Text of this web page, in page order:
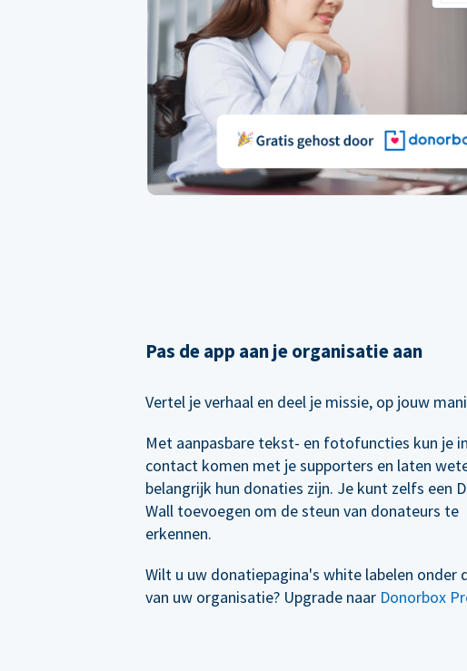
Pas de app aan je organisatie aan
Vertel je verhaal en deel je missie, op jouw
Met aanpasbare tekst- en fotofuncties kun je in
contact komen met je supporters en laten
belangrijk hun donaties zijn. Je kunt zelfs een
Wall toevoegen om de steun van donateurs te
erkennen.
Wilt u uw donatiepagina's white labelen onder
van uw organisatie? Upgrade naar Donorbox